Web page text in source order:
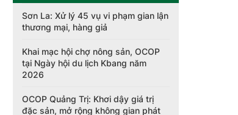
Sơn La: Xử lý 45 vụ vi phạm gian lận
thương mại, hàng giả
Khai mạc hội chợ nông sản, OCOP
tại Ngày hội du lịch Kbang năm
2026
OCOP Quảng Trị: Khơi dậy giá trị
đặc sản, mở rộng không gian phát